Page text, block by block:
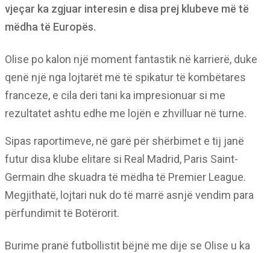
vjeçar ka zgjuar interesin e disa prej klubeve më të
mëdha të Europës.
Olise po kalon një moment fantastik në karrierë, duke
qenë një nga lojtarët më të spikatur të kombëtares
franceze, e cila deri tani ka impresionuar si me
rezultatet ashtu edhe me lojën e zhvilluar në turne.
Sipas raportimeve, në garë për shërbimet e tij janë
futur disa klube elitare si Real Madrid, Paris Saint-
Germain dhe skuadra të mëdha të Premier League.
Megjithatë, lojtari nuk do të marrë asnjë vendim para
përfundimit të Botërorit.
Burime pranë futbollistit bëjnë me dije se Olise u ka